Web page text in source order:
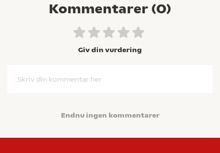
Kommentarer (0)
Giv din vurdering
Skriv din kommentar her
Endnu ingen kommentarer